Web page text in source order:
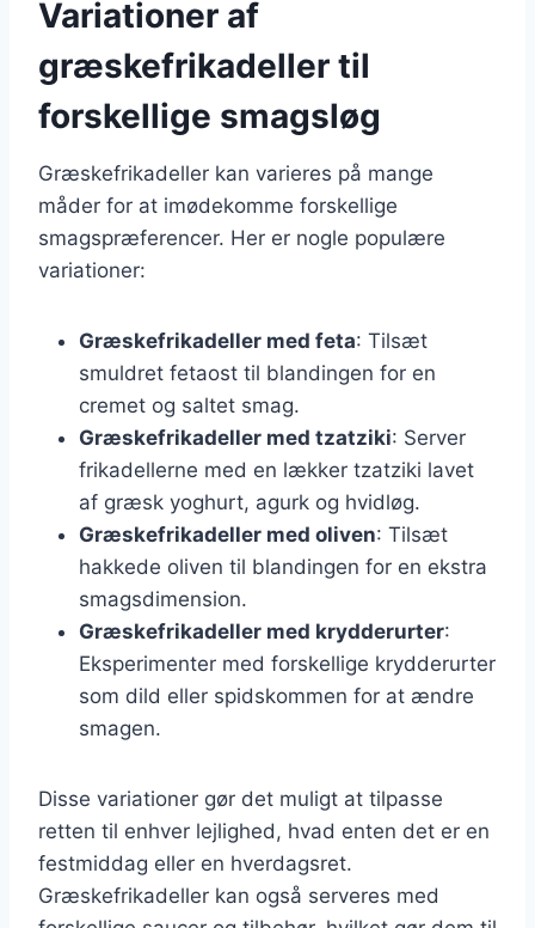
Variationer af
græskefrikadeller til
forskellige smagsløg
Græskefrikadeller kan varieres på mange
måder for at imødekomme forskellige
smagspræferencer. Her er nogle populære
variationer:
Græskefrikadeller med feta: Tilsæt
smuldret fetaost til blandingen for en
cremet og saltet smag.
Græskefrikadeller med tzatziki: Server
frikadellerne med en lækker tzatziki lavet
af græsk yoghurt, agurk og hvidløg.
Græskefrikadeller med oliven: Tilsæt
hakkede oliven til blandingen for en ekstra
smagsdimension.
Græskefrikadeller med krydderurter:
Eksperimenter med forskellige krydderurter
som dild eller spidskommen for at ændre
smagen.
Disse variationer gør det muligt at tilpasse
retten til enhver lejlighed, hvad enten det er en
festmiddag eller en hverdagsret.
Græskefrikadeller kan også serveres med